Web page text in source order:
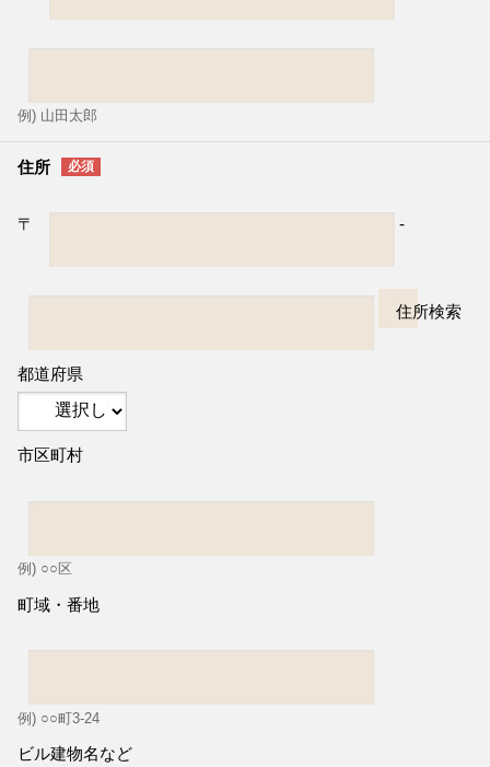
例) 山田太郎
住所
〒 -
住所検索
都道府県
市区町村
例) ○○区
町域・番地
例) ○○町3-24
ビル建物名など